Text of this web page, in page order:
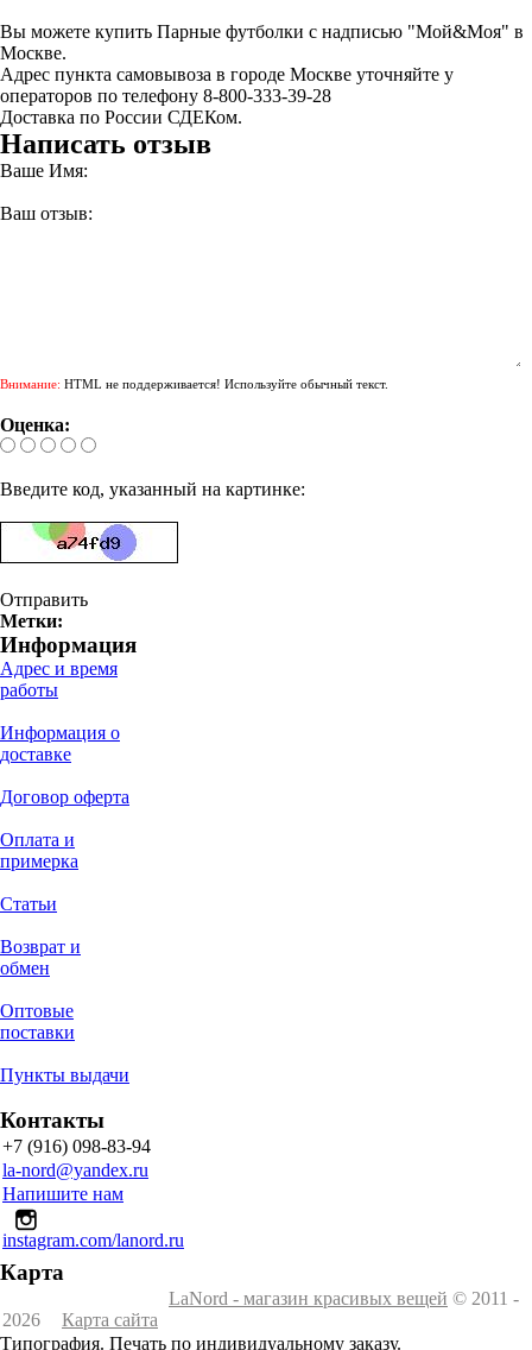
Вы можете купить Парные футболки с надписью "Мой&Моя" в
Москве.
Адрес пункта самовывоза в городе Москве уточняйте у
операторов по телефону 8-800-333-39-28
Доставка по России СДЕКом.
Написать отзыв
Ваше Имя:
Ваш отзыв:
Внимание: HTML не поддерживается! Используйте обычный текст.
Оценка:
Введите код, указанный на картинке:
Отправить
Метки:
Информация
Адрес и время
работы
Информация о
доставке
Договор оферта
Оплата и
примерка
Статьи
Возврат и
обмен
Оптовые
поставки
Пункты выдачи
Контакты
+7 (916) 098-83-94
la-nord@yandex.ru
Напишите нам
instagram.com/lanord.ru
Карта
LaNord - магазин красивых вещей © 2011 -
2026
Карта сайта
Типография. Печать по индивидуальному заказу.